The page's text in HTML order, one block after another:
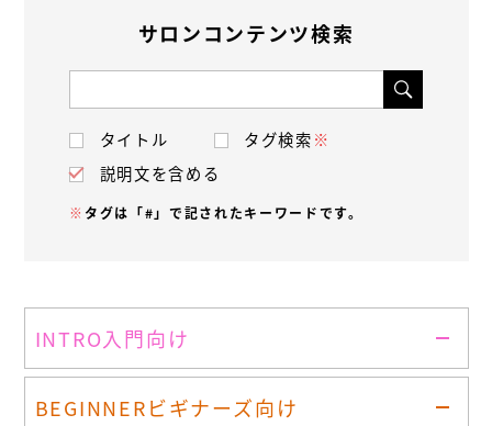
サロンコンテンツ検索
タイトル タグ検索※
説明文を含める
※ タグは「#」で記されたキーワードです。
INTRO入門向け
BEGINNERビギナーズ向け